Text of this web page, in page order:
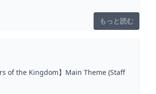
もっと読む
of the Kingdom】Main Theme (Staff